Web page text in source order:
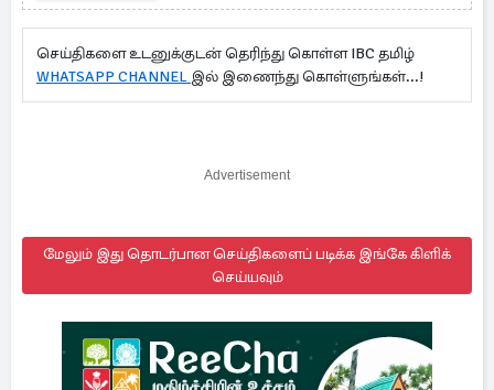
செய்திகளை உடனுக்குடன் தெரிந்து கொள்ள IBC தமிழ்
WHATSAPP CHANNEL இல் இணைந்து கொள்ளுங்கள்...!
Advertisement
மேலும் இது தொடர்பான செய்திகளைப் படிக்க இங்கே கிளிக்
செய்யவும்